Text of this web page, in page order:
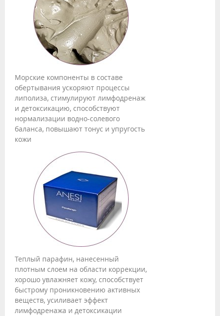
Морские компоненты в составе
обертывания ускоряют процессы
липолиза, стимулируют лимфодренаж
и детоксикацию, способствуют
нормализации водно-солевого
баланса, повышают тонус и упругость
кожи
Теплый парафин, нанесенный
плотным слоем на области коррекции,
хорошо увлажняет кожу, способствует
быстрому проникновению активных
веществ, усиливает эффект
лимфодренажа и детоксикации